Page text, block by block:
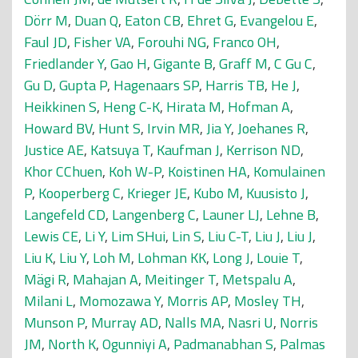
Dörr M, Duan Q, Eaton CB, Ehret G, Evangelou E,
Faul JD, Fisher VA, Forouhi NG, Franco OH,
Friedlander Y,Gao H,Gigante B,Graff M,C Gu C,
Gu D,Gupta P, Hagenaars SP, Harris TB, He J,
Heikkinen S, Heng C-K, Hirata M, Hofman A,
Howard BV, Hunt S, Irvin MR,Jia Y,Joehanes R,
Justice AE, Katsuya T, Kaufman J, Kerrison ND,
Khor CChuen, Koh W-P, Koistinen HA, Komulainen
P, Kooperberg C, Krieger JE, Kubo M, Kuusisto J,
Langefeld CD, Langenberg C, Launer LJ, Lehne B,
Lewis CE, Li Y, Lim SHui, Lin S, Liu C-T, Liu J, Liu J,
Liu K, Liu Y, Loh M, Lohman KK, Long J, Louie T,
Mägi R, Mahajan A, Meitinger T, Metspalu A,
Milani L, Momozawa Y, Morris AP, Mosley TH,
Munson P, Murray AD, Nalls MA, Nasri U, Norris
JM, North K,Ogunniyi A, Padmanabhan S, Palmas